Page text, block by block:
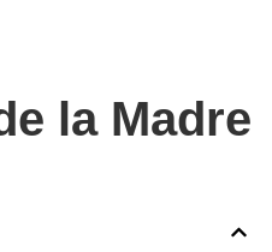
la Madre